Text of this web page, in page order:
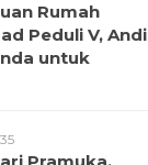
Rumah
Peduli V, Andi
untuk